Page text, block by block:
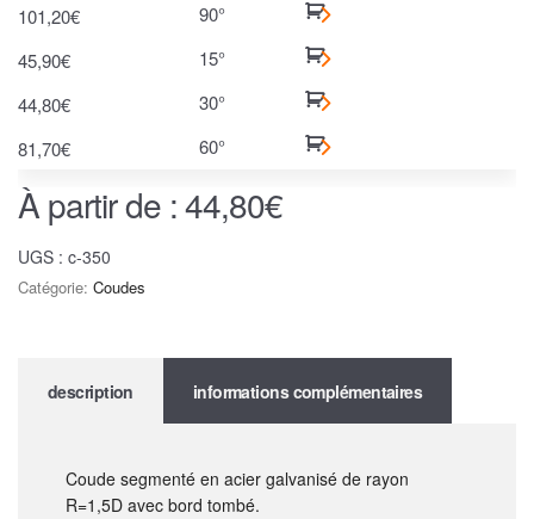
101,20€
90°
45,90€
15°
44,80€
30°
81,70€ 60°
À partir de :44,80€
UGS : c-350
Catégorie: Coudes
description informations complémentaires
Coude segmenté en acier galvanisé de rayon
R=1,5D avec bord tombé.